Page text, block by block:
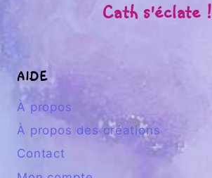
Cath s'éclate !
AIDE
À propos
À propos des créations
Contact